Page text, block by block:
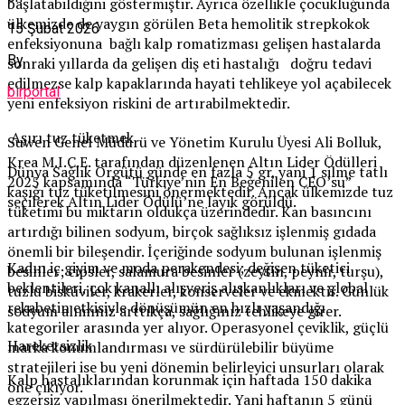
ülkemizde de yaygın görülen Beta hemolitik strepkokok
enfeksiyonuna bağlı kalp romatizması gelişen hastalarda
sonraki yıllarda da gelişen diş eti hastalığı doğru tedavi
edilmezse kalp kapaklarında hayati tehlikeye yol açabilecek
yeni enfeksiyon riskini de artırabilmektedir.
Aşırı tuz tüketmek
Dünya Sağlık Örgütü günde en fazla 5 gr, yani 1 silme tatlı
kaşığı tuz tüketilmesini önermektedir. Ancak ülkemizde tuz
tüketimi bu miktarın oldukça üzerindedir. Kan basıncını
artırdığı bilinen sodyum, birçok sağlıksız işlenmiş gıdada
önemli bir bileşendir. İçeriğinde sodyum bulunan işlenmiş
besinler; cipsler, salamura besinler (zeytin, peynir, turşu),
tuzlu bisküviler, krakerler, konserveler ve ekmektir. Günlük
sodyum alımınız arttıkça, sağlığınız tehlikeye girer.
Hareketsizlik
Kalp hastalıklarından korunmak için haftada 150 dakika
egzersiz yapılması önerilmektedir. Yani haftanın 5 günü
15 Şubat 2026
By
birportal
Suwen Genel Müdürü ve Yönetim Kurulu Üyesi Ali Bolluk,
Krea M.I.C.E. tarafından düzenlenen Altın Lider Ödülleri
2025 kapsamında “Türkiye’nin En Beğenilen CEO’su”
seçilerek Altın Lider Ödülü’ne layık görüldü.
Kadın iç giyim ve moda perakendesi; değişen tüketici
beklentileri, çok kanallı alışveriş alışkanlıkları ve global
rekabetin etkisiyle dönüşümün en hızlı yaşandığı
kategoriler arasında yer alıyor. Operasyonel çeviklik, güçlü
marka konumlandırması ve sürdürülebilir büyüme
stratejileri ise bu yeni dönemin belirleyici unsurları olarak
öne çıkıyor.